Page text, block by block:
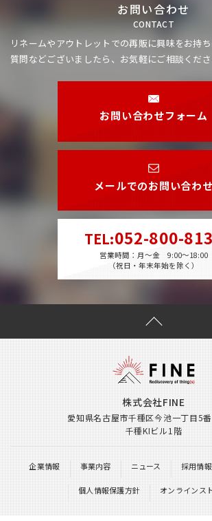
お問い合わせ
CONTACT
リネームやアウトレットでの再販に興味をお持ち
質問などございましたら、お気軽にご相談くださ
お問い合わせフォーム
メールでのお問い合わせ
TEL:052-800-
営業時間：月～金 9:00～18:00
（祝日・年末年始を除く）
株式会社FINE
愛知県名古屋市千種区今池一丁目5
千種KIビル1階
企業情報 事業内容 ニュース 採用情報
個人情報保護方針 オンラインス